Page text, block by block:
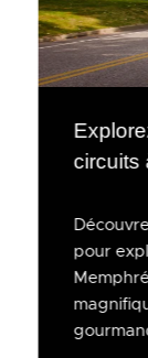
circuits
pour